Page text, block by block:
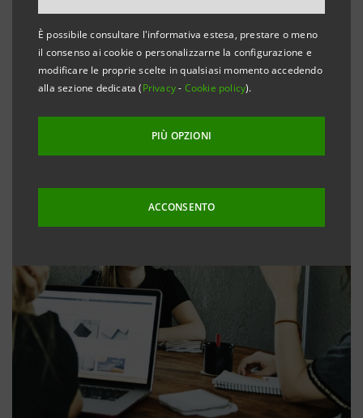
È possibile consultare l'informativa estesa, prestare o meno
il consenso ai cookie o personalizzarne la configurazione e
modificare le proprie scelte in qualsiasi momento accedendo
alla sezione dedicata (Privacy- Cookie policy).
PIÙ OPZIONI
ACCONSENTO